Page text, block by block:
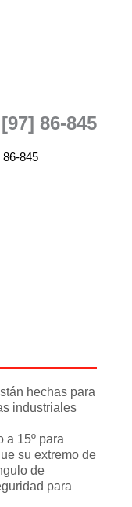
86-845
86-845
hechas para
industriales
a 15º para
su extremo de
de
para